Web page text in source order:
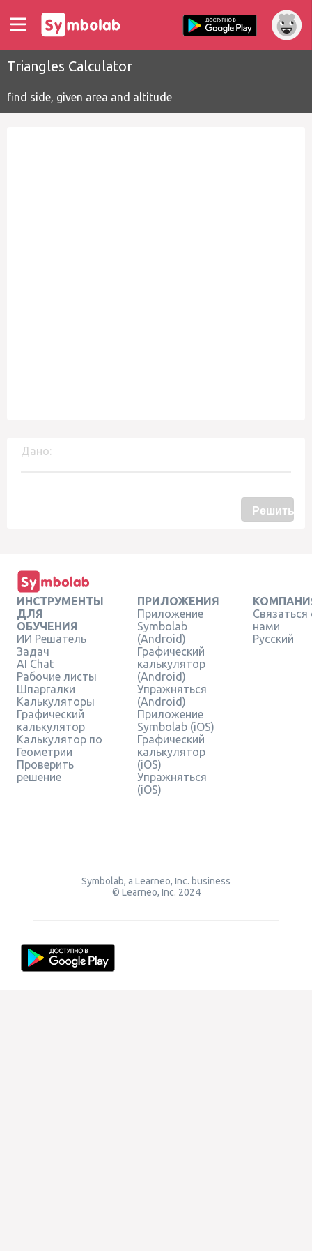
Triangles Calculator
find side, given area and altitude
Дано:
Решить
ИНСТРУМЕНТЫ
ДЛЯ
ОБУЧЕНИЯ
ИИ Решатель
Задач
AI Chat
Рабочие листы
Шпаргалки
Калькуляторы
Графический
калькулятор
Калькулятор по
Геометрии
Проверить
решение
ПРИЛОЖЕНИЯ
Приложение
Symbolab
(Android)
Графический
калькулятор
(Android)
Упражняться
(Android)
Приложение
Symbolab (iOS)
Графический
калькулятор
(iOS)
Упражняться
(iOS)
Связаться
нами
Русский
Symbolab, a Learneo, Inc. business
© Learneo, Inc. 2024